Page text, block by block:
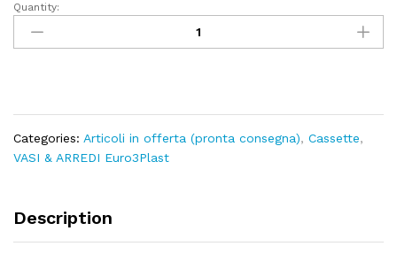
Cassetta
RIGATA
cm100
Quantity:
Categories: Articoli in offerta (pronta consegna), Cassette,
VASI & ARREDI Euro3Plast
Description